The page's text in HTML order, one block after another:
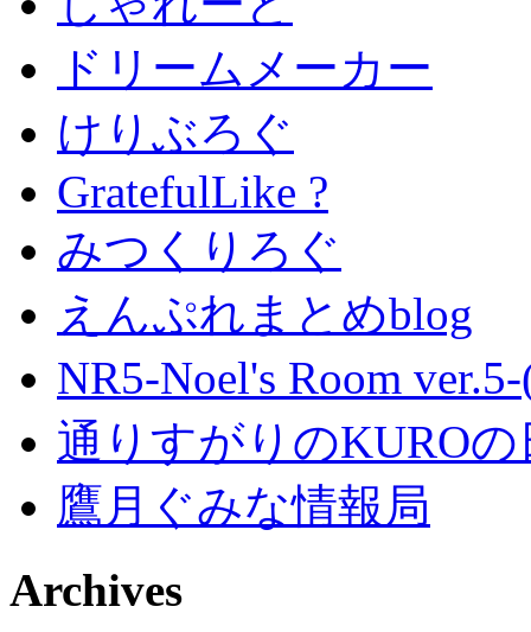
ドリームメーカー
けりぶろぐ
GratefulLike ?
みつくりろぐ
えんぷれまとめblog
NR5-Noel's Room
通りすがりのKURO
鷹月ぐみな情報局
Archives